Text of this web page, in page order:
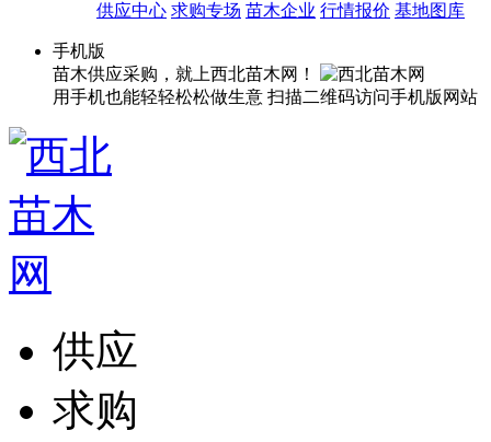
供应中心 求购专场 苗木企业 行情报价 基地图库
手机版
苗木供应采购，就上西北苗木网！
用手机也能轻轻松松做生意 扫描二维码访问手机版网站
供应
求购